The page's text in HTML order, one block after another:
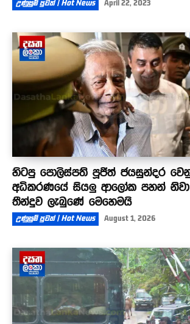
උණුසුම් පුවත් | Hot News April 22, 2023
හිටපු පොලිස්පති පූජිත් ජයසුන්දර
අධිකරණයේ සියලු ආලෝක පහන් නිවා
තීන්දුව ලැබුණේ මෙහෙමයි
උණුසුම් පුවත් | Hot News August 1, 2026